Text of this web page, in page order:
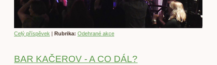
Celý příspěvek | Rubrika: Odehrané akce
BAR KAČEROV - A CO DÁL?